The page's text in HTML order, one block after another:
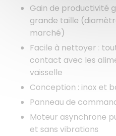
Gain de productivité
grande taille
marché)
Facile à nettoyer :
contact avec les
vaisselle
Conception : inox et
Panneau de
Moteur asynchrone
et sans vibrations